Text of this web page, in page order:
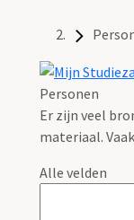
Personen
Er zijn veel
materiaal.
Alle velden